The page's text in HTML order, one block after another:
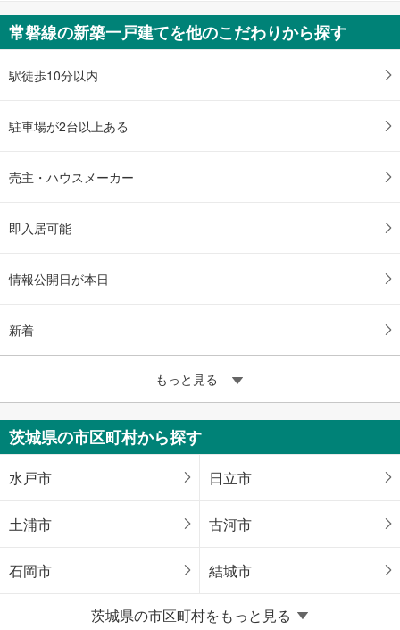
常磐線の新築一戸建てを他のこだわりから探す
駅徒歩10分以内
駐車場が2台以上ある
売主・ハウスメーカー
即入居可能
情報公開日が本日
新着
もっと見る
茨城県の市区町村から探す
水戸市 日立市
土浦市 古河市
石岡市 結城市
下妻市
茨城県の市区町村をもっと見る